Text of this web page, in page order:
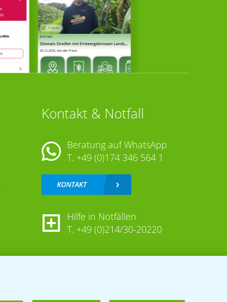
Kontakt & Notfall
Beratung auf WhatsApp
T. +49 (0)174 346 564 1
KONTAKT
Hilfe in Notfällen
T. +49 (0)214/30-20220